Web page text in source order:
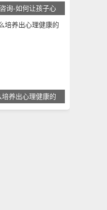
询-如何让孩子心
养出心理健康的